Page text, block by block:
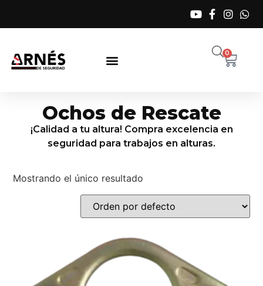
0
Ochos de Rescate
¡Calidad a tu altura! Compra excelencia en
seguridad para trabajos en alturas.
Mostrando el único resultado